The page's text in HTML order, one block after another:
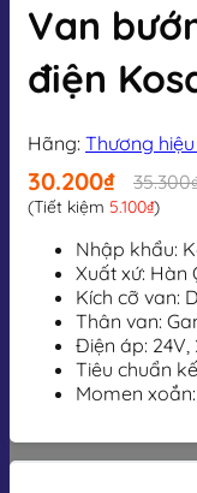
Van
điện
Hãng: Thương
30.200₫
(Tiết kiệm 5.100₫)
Nhập khẩu:
Xuất xứ: Hàn
Kích cỡ van:
Thân van:
Điện áp: 24V,
Tiêu chuẩn
Momen